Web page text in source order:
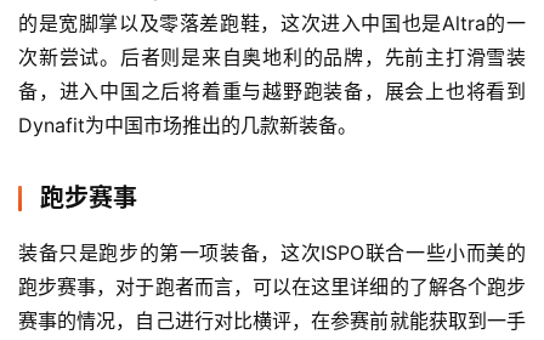
的是宽脚掌以及零落差跑鞋，这次进入中国也是Altra的一
次新尝试。后者则是来自奥地利的品牌，先前主打滑雪装
备，进入中国之后将着重与越野跑装备，展会上也将看到
Dynafit为中国市场推出的几款新装备。
跑步赛事
装备只是跑步的第一项装备，这次ISPO联合一些小而美的
跑步赛事，对于跑者而言，可以在这里详细的了解各个跑步
赛事的情况，自己进行对比横评，在参赛前就能获取到一手